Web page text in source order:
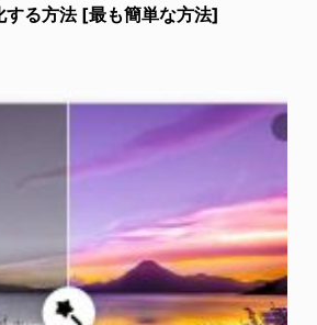
する方法 [最も簡単な方法]